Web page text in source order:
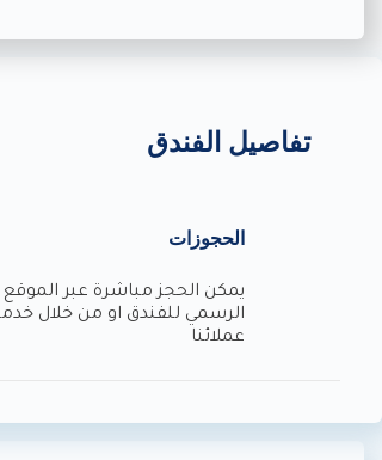
تفاصيل الفندق
الحجوزات
يمكن الحجز مباشرة عبر الموقع
الرسمي للفندق او من خلال
عملائنا